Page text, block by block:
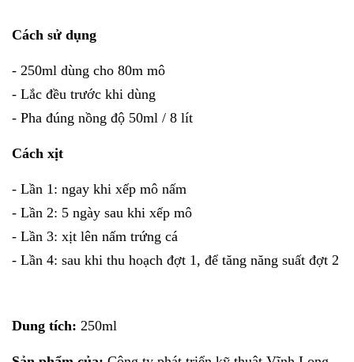
Cách sử dụng
- 250ml dùng cho 80m mô
- Lắc đều trước khi dùng
- Pha đúng nồng độ 50ml / 8 lít
Cách xịt
- Lần 1: ngay khi xếp mô nấm
- Lần 2: 5 ngày sau khi xếp mô
- Lần 3: xịt lên nấm trứng cá
- Lần 4: sau khi thu hoạch đợt 1, để tăng năng suất đợt 2
Dung tích: 250ml